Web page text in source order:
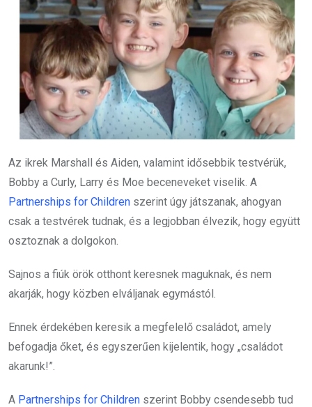
Az ikrek Marshall és Aiden, valamint idősebbik testvérük,
Bobby a Curly, Larry és Moe beceneveket viselik. A
Partnerships for Children szerint úgy játszanak, ahogyan
csak a testvérek tudnak, és a legjobban élvezik, hogy együtt
osztoznak a dolgokon.
Sajnos a fiúk örök otthont keresnek maguknak, és nem
akarják, hogy közben elváljanak egymástól.
Ennek érdekében keresik a megfelelő családot, amely
befogadja őket, és egyszerűen kijelentik, hogy „családot
akarunk!”.
A Partnerships for Children szerint Bobby csendesebb tud